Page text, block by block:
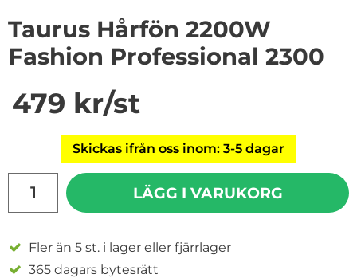
Taurus Hårfön 2200W
Fashion Professional 2300
pris
479 kr/st
Skickas ifrån oss inom: 3-5 dagar
LÄGG I VARUKORG
Fler än 5 st. i lager eller fjärrlager
365 dagars bytesrätt